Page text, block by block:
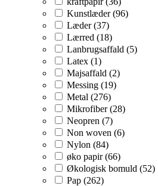
Kunstlæder (96)
Læder (37)
Lærred (18)
Lanbrugsaffald (5)
Latex (1)
Majsaffald (2)
Messing (19)
Metal (276)
Mikrofiber (28)
Neopren (7)
Non woven (6)
Nylon (84)
øko papir (66)
Økologisk bomuld (52)
Pap (262)